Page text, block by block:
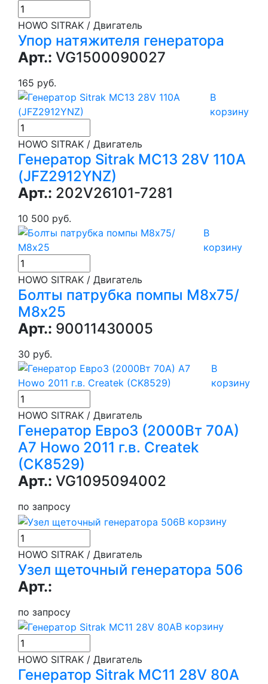
HOWO SITRAK / Двигатель
Упор натяжителя генератора
Арт.: VG1500090027
165 руб.
В
корзину
HOWO SITRAK / Двигатель
Генератор Sitrak MC13 28V 110A
(JFZ2912YNZ)
Арт.: 202V26101-7281
10 500 руб.
В
корзину
HOWO SITRAK / Двигатель
Болты патрубка помпы М8х75/
М8х25
Арт.: 90011430005
30 руб.
В
корзину
HOWO SITRAK / Двигатель
Генератор Евро3 (2000Вт 70А)
А7 Howo 2011 г.в. Createk
(CK8529)
Арт.: VG1095094002
по запросу
В корзину
HOWO SITRAK / Двигатель
Узел щеточный генератора 506
Арт.:
по запросу
В корзину
HOWO SITRAK / Двигатель
Генератор Sitrak MC11 28V 80A